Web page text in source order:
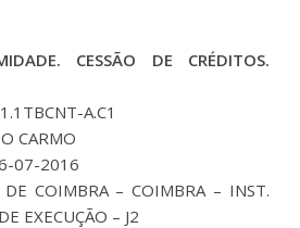
CESSÃO DE CRÉDITOS.
A.C1
CARMO
07-2016
DE COIMBRA – COIMBRA – INST.
EXECUÇÃO – J2